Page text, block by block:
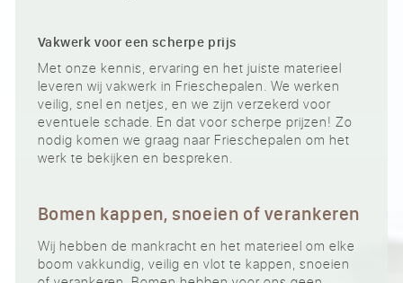
Vakwerk voor een scherpe prijs
Met onze kennis, ervaring en het juiste materieel
leveren wij vakwerk in Frieschepalen. We werken
veilig, snel en netjes, en we zijn verzekerd voor
eventuele schade. En dat voor scherpe prijzen! Zo
nodig komen we graag naar Frieschepalen om het
werk te bekijken en bespreken.
Bomen kappen, snoeien of verankeren
Wij hebben de mankracht en het materieel om elke
boom vakkundig, veilig en vlot te kappen, snoeien